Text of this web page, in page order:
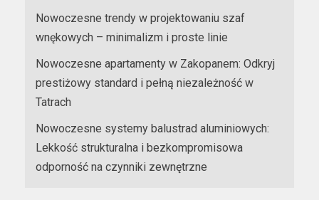
Nowoczesne trendy w projektowaniu szaf
wnękowych – minimalizm i proste linie
Nowoczesne apartamenty w Zakopanem: Odkryj
prestiżowy standard i pełną niezależność w
Tatrach
Nowoczesne systemy balustrad aluminiowych:
Lekkość strukturalna i bezkompromisowa
odporność na czynniki zewnętrzne